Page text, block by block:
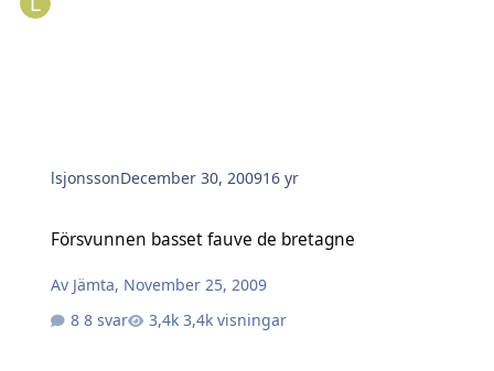
lsjonssonDecember 30, 200916 yr
Försvunnen basset fauve de bretagne
Av Jämta, November 25, 2009
8 svar
3,4k visningar